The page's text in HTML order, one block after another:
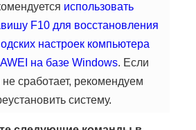
использовать
F10 для восстановления
настроек компьютера
на базе Windows. Если
не сработает, рекомендуем
систему.